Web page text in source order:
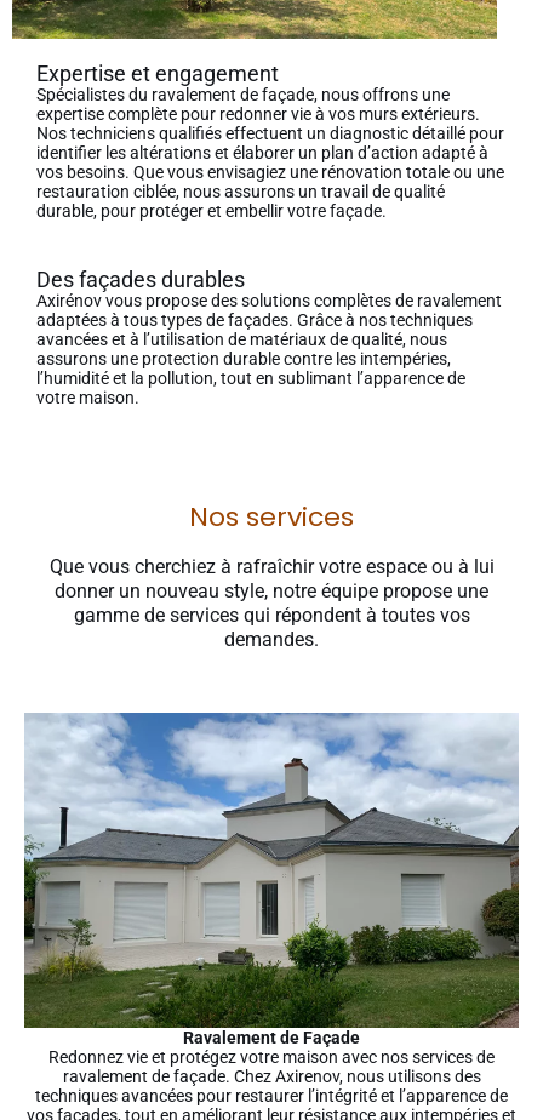
Expertise et engagement
Spécialistes du ravalement de façade, nous offrons une
expertise complète pour redonner vie à vos murs extérieurs.
Nos techniciens qualifiés effectuent un diagnostic détaillé pour
identifier les altérations et élaborer un plan d’action adapté à
vos besoins. Que vous envisagiez une rénovation totale ou une
restauration ciblée, nous assurons un travail de qualité
durable, pour protéger et embellir votre façade.
Des façades durables
Axirénov vous propose des solutions complètes de ravalement
adaptées à tous types de façades. Grâce à nos techniques
avancées et à l’utilisation de matériaux de qualité, nous
assurons une protection durable contre les intempéries,
l’humidité et la pollution, tout en sublimant l’apparence de
votre maison.
Nos services
Que vous cherchiez à rafraîchir votre espace ou à lui
donner un nouveau style, notre équipe propose une
gamme de services qui répondent à toutes vos
demandes.
Ravalement de Façade
Redonnez vie et protégez votre maison avec nos services de
ravalement de façade. Chez Axirenov, nous utilisons des
techniques avancées pour restaurer l’intégrité et l’apparence de
vos façades, tout en améliorant leur résistance aux intempéries et